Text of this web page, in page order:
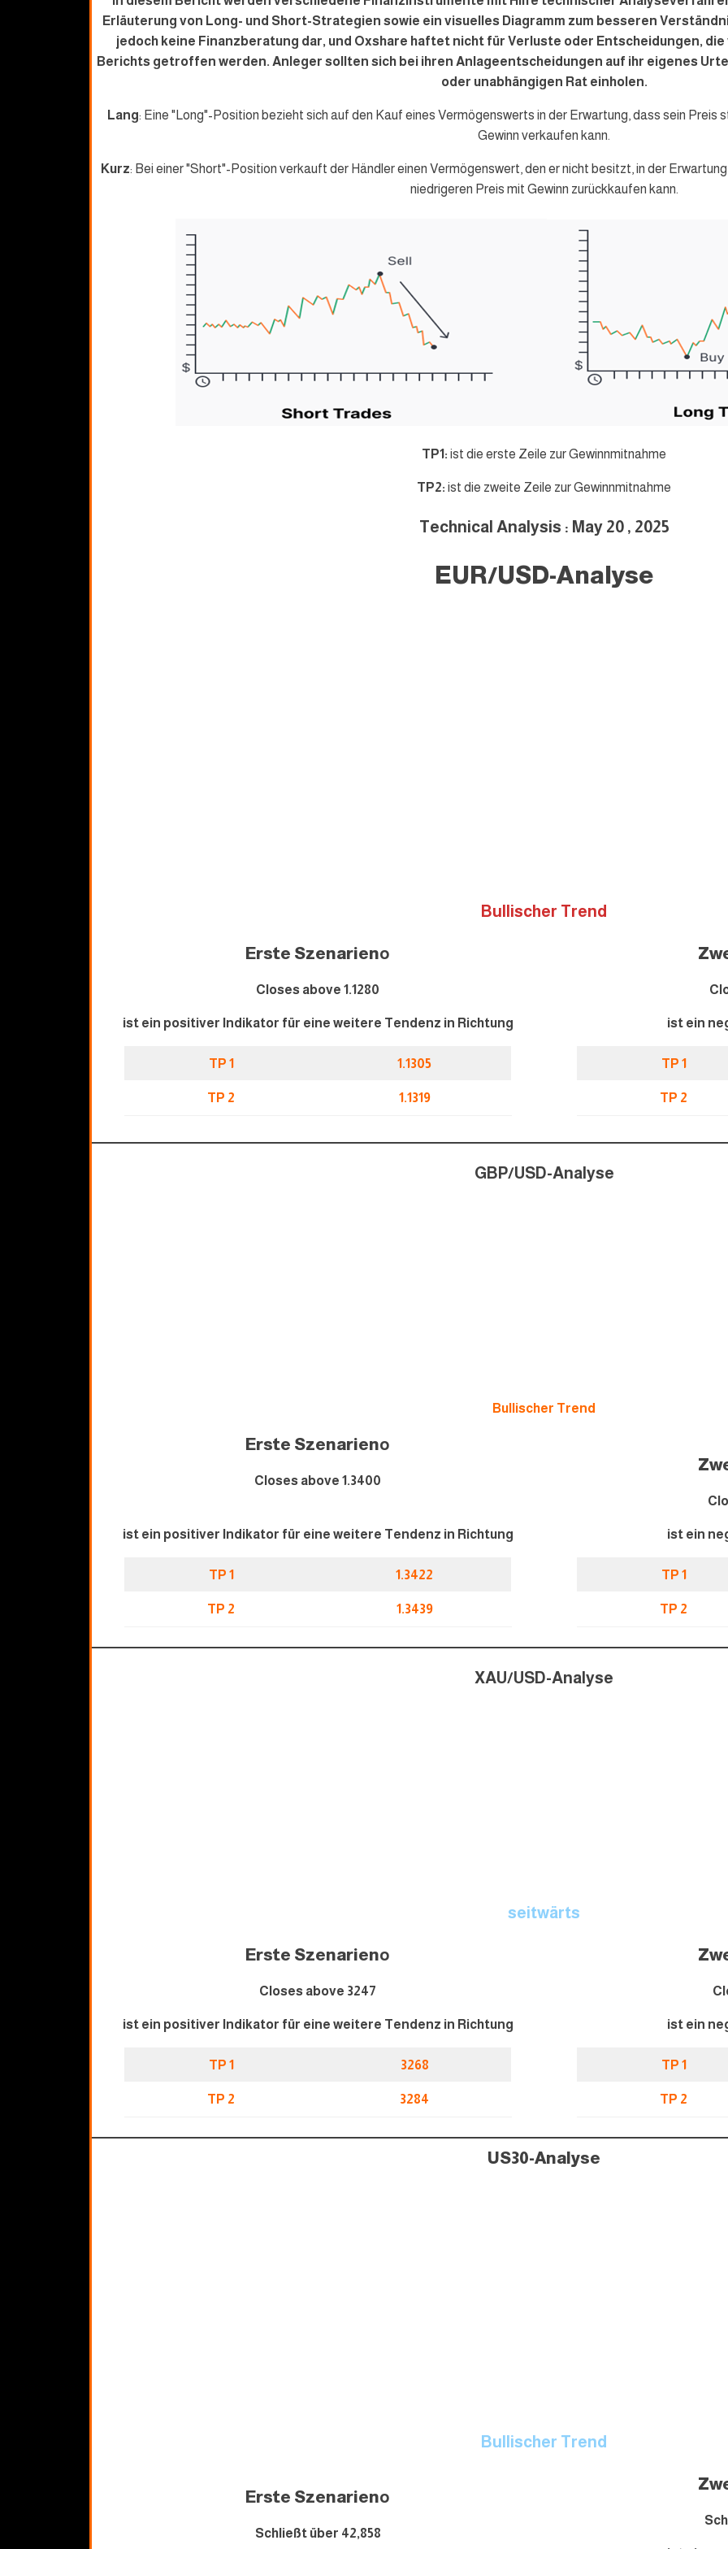
Erläuterung von Long- und Short-Strategien sowie ein visuelles Diagramm zum besseren
jedoch keine Finanzberatung dar, und Oxshare haftet nicht für Verluste oder Entscheidungen,
Berichts getroffen werden. Anleger sollten sich bei ihren Anlageentscheidungen auf ihr eigenes
oder unabhängigen Rat einholen.
Lang: Eine "Long"-Position bezieht sich auf den Kauf eines Vermögenswerts in der Erwartung, dass sein Preis
Gewinn verkaufen kann.
Kurz: Bei einer "Short"-Position verkauft der Händler einen Vermögenswert, den er nicht besitzt, in der
niedrigeren Preis mit Gewinn zurückkaufen kann.
TP1: ist die erste Zeile zur Gewinnmitnahme
TP2: ist die zweite Zeile zur Gewinnmitnahme
Technical Analysis : May 20 , 2025
EUR/USD-Analyse
Bullischer Trend
Erste Szenarieno
Closes above 1.1280
ist ein positiver Indikator für eine weitere Tendenz in Richtung
TP 1 1.1305
TP 2 1.131 9
ist ein
TP 1
TP 2
GBP/USD-Analyse
Bullischer Trend
Erste Szenarieno
Closes above 1.3400
ist ein positiver Indikator für eine weitere Tendenz in Richtung
TP 1 1.3422
TP 2 1.3439
ist ein
TP 1
TP 2
XAU/USD-Analyse
seitwärts
Erste Szenarieno
Closes above 3247
ist ein positiver Indikator für eine weitere Tendenz in Richtung
TP 1 3268
TP 2 3284
ist ein
TP 1
TP 2
US30-Analyse
Bullischer Trend
Erste Szenarieno
Schließt über 42,858